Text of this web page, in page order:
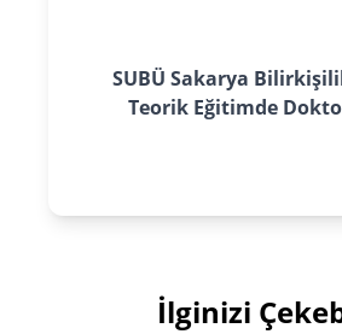
SUBÜ Sakarya
Teorik Eğitimde
İlginizi